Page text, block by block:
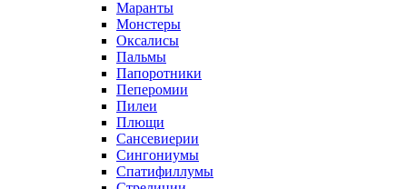
Маранты
Монстеры
Оксалисы
Пальмы
Папоротники
Пеперомии
Пилеи
Плющи
Сансевиерии
Сингониумы
Спатифиллумы